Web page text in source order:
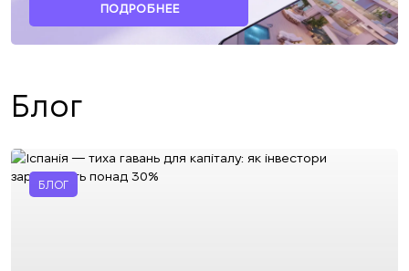
ПОДРОБНЕЕ
Блог
БЛОГ